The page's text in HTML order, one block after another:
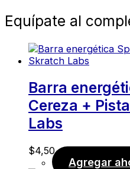
Equípate al
Barra
Cereza +
Labs
$4,50
Agregar